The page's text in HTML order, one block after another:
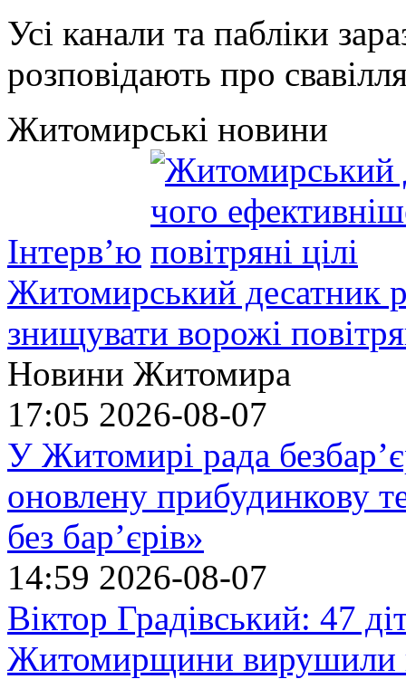
Усі канали та пабліки
розповідають про
Житомирські новини
Інтерв’ю
Житомирський десатник
знищувати ворожі
Новини Житомира
17:05 2026-08-07
У Житомирі рада
оновлену прибудинкову
без бар’єрів»
14:59 2026-08-07
Віктор Градівський: 47
Житомирщини вирушили